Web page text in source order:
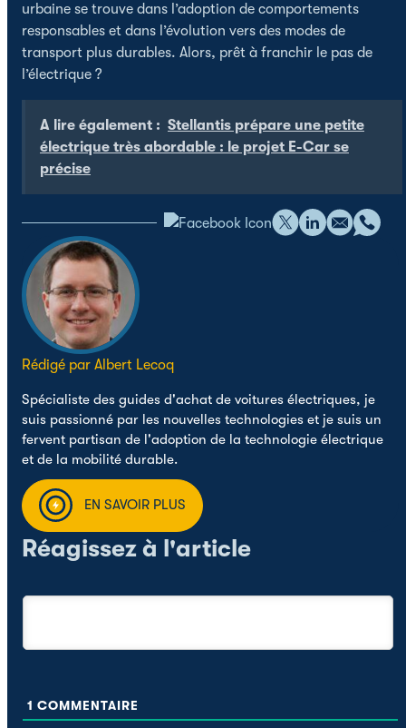
urbaine se trouve dans l’adoption de comportements
responsables et dans l’évolution vers des modes de
transport plus durables. Alors, prêt à franchir le pas de
l’électrique ?
A lire également : Stellantis prépare une petite
électrique très abordable : le projet E-Car se
précise
Rédigé par Albert Lecoq
Spécialiste des guides d'achat de voitures électriques, je
suis passionné par les nouvelles technologies et je suis un
fervent partisan de l'adoption de la technologie électrique
et de la mobilité durable.
EN SAVOIR PLUS
Réagissez à l'article
1 COMMENTAIRE